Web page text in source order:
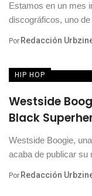
Estamos en un mes
discográficos, uno de
Por Redacción
HIP HOP
Westside
Black
Westside Boogie,
acaba de publicar su
Por Redacción